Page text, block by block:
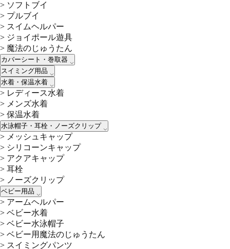
> ソフトブイ
> プルブイ
> スイムヘルパー
> ジョイポール遊具
> 魔法のじゅうたん
カバーシート・巻取器
スイミング用品
水着・保温水着
> レディース水着
> メンズ水着
> 保温水着
水泳帽子・耳栓・ノーズクリップ
> メッシュキャップ
> シリコーンキャップ
> アクアキャップ
> 耳栓
> ノーズクリップ
ベビー用品
> アームヘルパー
> ベビー水着
> ベビー水泳帽子
> ベビー用魔法のじゅうたん
> スイミングパンツ